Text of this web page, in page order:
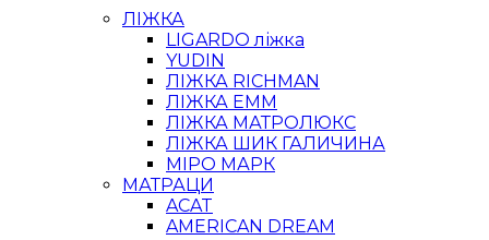
ЛІЖКА
LIGARDO ліжка
YUDIN
ЛІЖКА RICHMAN
ЛІЖКА ЕММ
ЛІЖКА МАТРОЛЮКС
ЛІЖКА ШИК ГАЛИЧИНА
МІРО МАРК
МАТРАЦИ
ACAT
AMERICAN DREAM